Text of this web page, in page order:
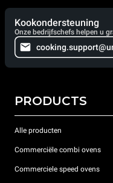
Kookondersteuning
Onze bedrijfschefs helpen u
PRODUCTS
Alle producten
Commerciële combi ovens
Commerciele speed ovens